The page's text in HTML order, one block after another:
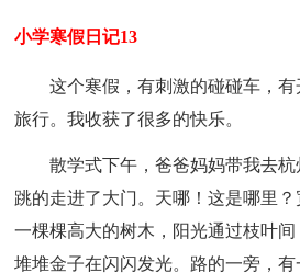
小学寒假日记13
这个寒假，有刺激的碰碰车，
旅行。我收获了很多的快乐。
散学式下午，爸爸妈妈带我去
跳的走进了大门。天哪！这是哪里
一棵棵高大的树木，阳光通过枝叶
堆堆金子在闪闪发光。路的一旁，有